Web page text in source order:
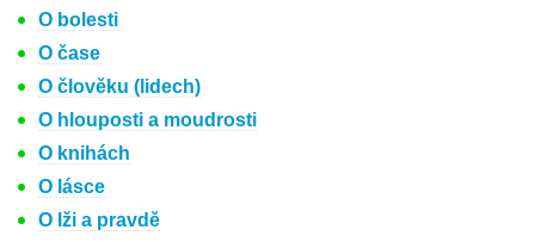
O bolesti
O čase
O člověku (lidech)
O hlouposti a moudrosti
O knihách
O lásce
O lži a pravdě